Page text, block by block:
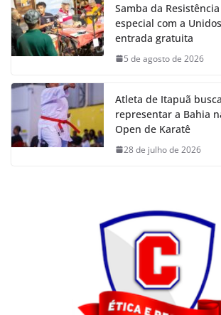
Samba da
especial com a
entrada gratuita
5 de agosto de 2026
Atleta de Itapuã
representar a Bahia
Open de Karatê
28 de julho de 2026